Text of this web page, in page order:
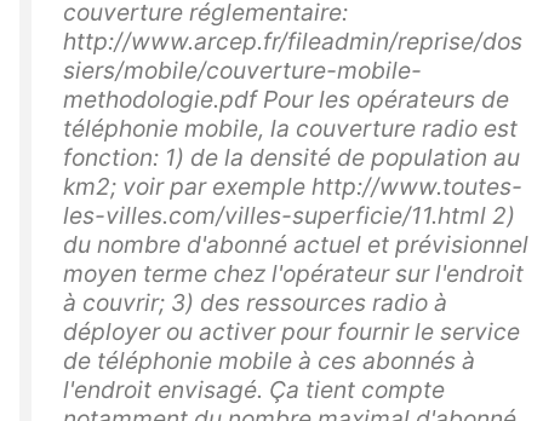
couverture réglementaire:
http://www.arcep.fr/fileadmin/reprise/dos
siers/mobile/couverture-mobile-
methodologie.pdf Pour les opérateurs de
téléphonie mobile, la couverture radio est
fonction: 1) de la densité de population au
km2; voir par exemple http://www.toutes-
les-villes.com/villes-superficie/11.html 2)
du nombre d'abonné actuel et prévisionnel
moyen terme chez l'opérateur sur l'endroit
à couvrir; 3) des ressources radio à
déployer ou activer pour fournir le service
de téléphonie mobile à ces abonnés à
l'endroit envisagé. Ça tient compte